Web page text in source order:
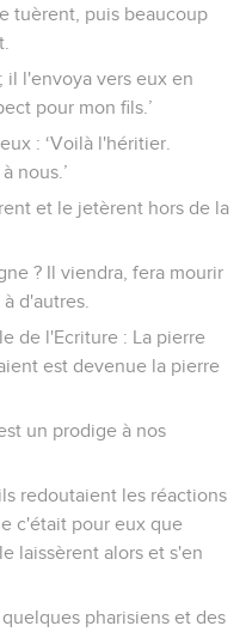
tuèrent, puis beaucoup
il l'envoya vers eux en
pour mon fils.’
: ‘Voilà l'héritier.
nous.’
et le jetèrent hors de la
? Il viendra, fera mourir
d'autres.
de l'Ecriture : La pierre
est devenue la pierre
un prodige à nos
redoutaient les réactions
c'était pour eux que
laissèrent alors et s'en
pharisiens et des